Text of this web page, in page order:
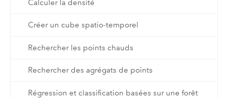
Calculer la densité
Créer un cube spatio-temporel
Rechercher les points chauds
Rechercher des agrégats de points
Régression et classification basées sur une forêt